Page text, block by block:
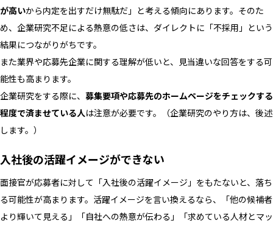
が高いから内定を出すだけ無駄だ」と考える傾向にあります。そのた
め、企業研究不足による熱意の低さは、ダイレクトに「不採用」という
結果につながりがちです。
また業界や応募先企業に関する理解が低いと、見当違いな回答をする可
能性も高まります。
企業研究をする際に、 募集要項や応募先のホームページをチェックする
程度で済ませている人は注意が必要です。（企業研究のやり方は、後述
します。）
入社後の活躍イメージができない
面接官が応募者に対して「入社後の活躍イメージ」をもたないと、落ち
る可能性が高まります。活躍イメージを言い換えるなら、「他の候補者
より輝いて見える」「自社への熱意が伝わる」「求めている人材とマッ